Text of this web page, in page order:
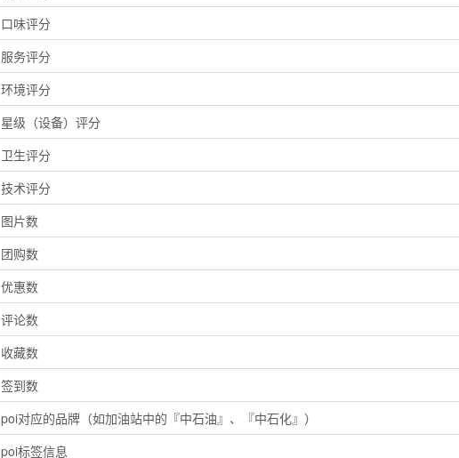
口味评分
服务评分
环境评分
星级（设备）评分
卫生评分
技术评分
图片数
团购数
优惠数
评论数
收藏数
签到数
poi对应的品牌（如加油站中的『中石油』、『中石化』）
poi标签信息